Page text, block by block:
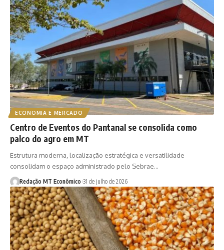
ECONOMIA E MERCADO
Centro de Eventos do Pantanal se consolida como
palco do agro em MT
Estrutura moderna, localização estratégica e versatilidade
consolidam o espaço administrado pelo Sebrae…
Redação MT Econômico 31 de julho de 2026